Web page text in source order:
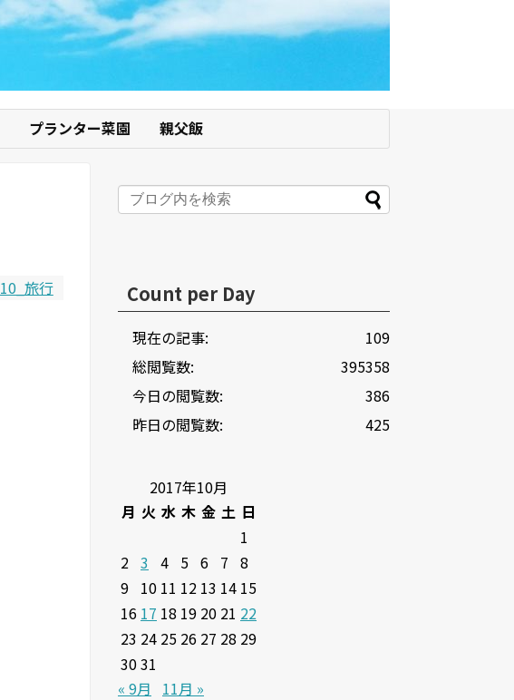
プランター菜園 親父飯
10_旅行
Count per Day
109
現在の記事:
395358
総閲覧数:
386
今日の閲覧数:
425
昨日の閲覧数:
2017年10月
月 火 水 木 金 土 日
1
2 3 4 5 6 7 8
9 10 11 12 13 14 15
16 17 18 19 20 21 22
23 24 25 26 27 28 29
3031
« 9月
11月 »